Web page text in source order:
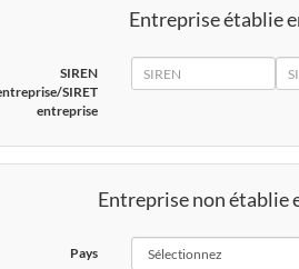
Entreprise établie
SIREN
SIRET
entreprise
SIREN
SIRET
Entreprise non établie
Pays